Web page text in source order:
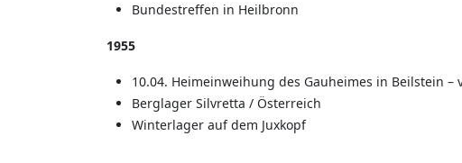
Bundestreffen in Heilbronn
1955
10.04. Heimeinweihung des Gauheimes in Beilstein
Berglager Silvretta / Österreich
Winterlager auf dem Juxkopf